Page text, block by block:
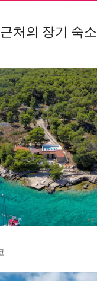
근처의 장기 숙소